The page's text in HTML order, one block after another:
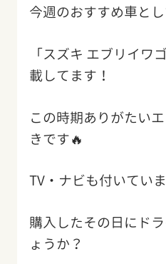
今週のおすすめ車と
「スズキ エブリイワ
載してます！
この時期ありがたい
きです🔥
TV・ナビも付いてい
購入したその日にド
ょうか？